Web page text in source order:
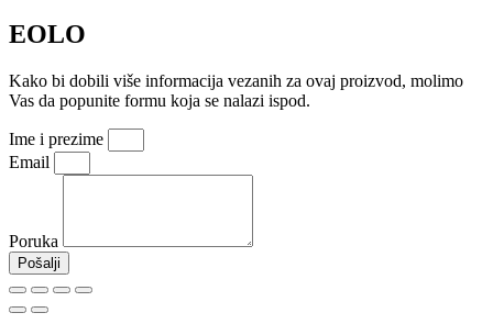
EOLO
Kako bi dobili više informacija vezanih za ovaj proizvod, molimo
Vas da popunite formu koja se nalazi ispod.
Ime i prezime
Email
Poruka
Pošalji